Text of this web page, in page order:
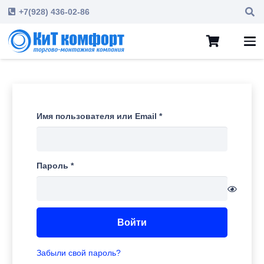
+7(928) 436-02-86
Имя пользователя или Email *Обязательно
Пароль *Обязательно
Войти
Забыли свой пароль?